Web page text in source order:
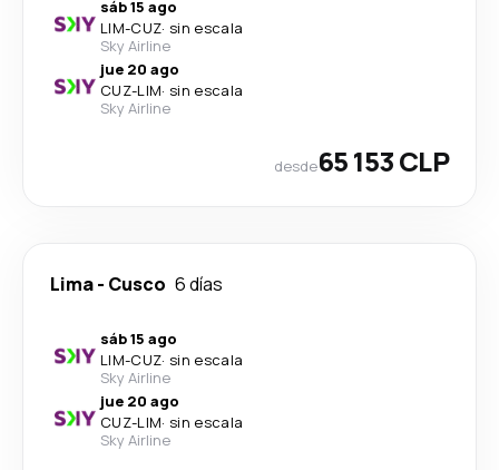
sáb 15 ago
LIM-CUZ· sin escala
Sky Airline
jue 20 ago
CUZ-LIM· sin escala
Sky Airline
desde65 153 CLP
Lima- Cusco 6 días
sáb 15 ago
LIM-CUZ· sin escala
Sky Airline
jue 20 ago
CUZ-LIM· sin escala
Sky Airline